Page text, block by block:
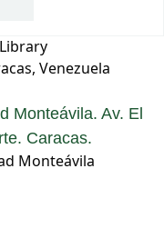
Venezuela
Monteávila. Av. El
Caracas.
Monteávila